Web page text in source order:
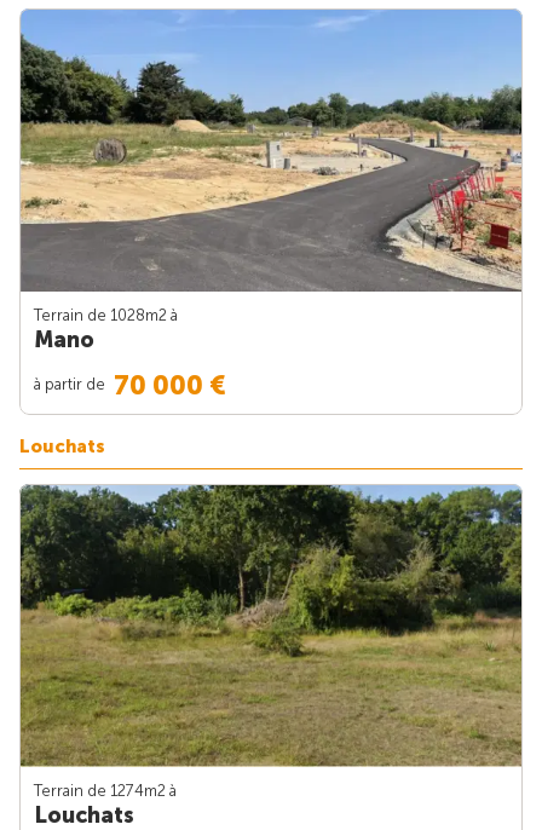
Terrain de 1028m2 à
Mano
à partir de 70 000 €
Louchats
Terrain de 1274m2 à
Louchats